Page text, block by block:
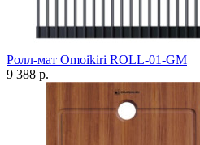
Ролл-мат Omoikiri ROLL-01-GM
9 388 р.